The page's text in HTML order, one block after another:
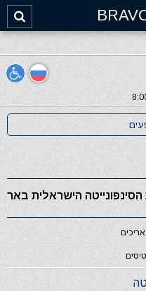
הסינפונייטה הישראלית באר